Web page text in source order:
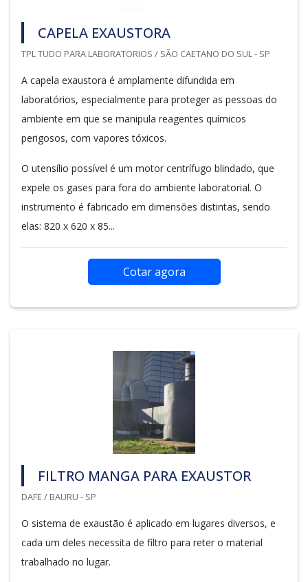
CAPELA EXAUSTORA
TPL TUDO PARA LABORATORIOS / SÃO CAETANO DO SUL - SP
A capela exaustora é amplamente difundida em
laboratórios, especialmente para proteger as pessoas do
ambiente em que se manipula reagentes químicos
perigosos, com vapores tóxicos.
O utensílio possível é um motor centrífugo blindado, que
expele os gases para fora do ambiente laboratorial. O
instrumento é fabricado em dimensões distintas, sendo
elas: 820 x 620 x 85...
Cotar agora
FILTRO MANGA PARA EXAUSTOR
DAFE / BAURU - SP
O sistema de exaustão é aplicado em lugares diversos, e
cada um deles necessita de filtro para reter o material
trabalhado no lugar.